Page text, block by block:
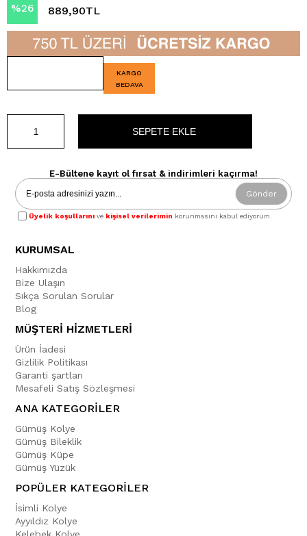
%26
İndirim
889,90TL
KARGO
BEDAVA
E-Bültene kayıt ol fırsat & indirimleri kaçırma!
Gönder
Üyelik koşullarını ve kişisel verilerimin korunmasını kabul ediyorum.
KURUMSAL
Hakkımızda
Bize Ulaşın
Sıkça Sorulan Sorular
Blog
MÜŞTERİ HİZMETLERİ
Ürün İadesi
Gizlilik Politikası
Garanti şartları
Mesafeli Satış Sözleşmesi
ANA KATEGORİLER
Gümüş Kolye
Gümüş Bileklik
Gümüş Küpe
Gümüş Yüzük
POPÜLER KATEGORİLER
İsimli Kolye
Ayyıldız Kolye